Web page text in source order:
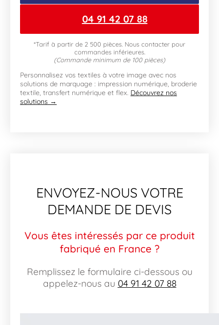
04 91 42 07 88
*Tarif à partir de 2 500 pièces. Nous contacter pour
commandes inférieures.
(Commande minimum de 100 pièces)
Personnalisez vos textiles à votre image avec nos
solutions de marquage : impression numérique, broderie
textile, transfert numérique et flex. Découvrez nos
solutions →
ENVOYEZ-NOUS VOTRE
DEMANDE DE DEVIS
Vous êtes intéressés par ce produit
fabriqué en France ?
Remplissez le formulaire ci-dessous ou
appelez-nous au 04 91 42 07 88